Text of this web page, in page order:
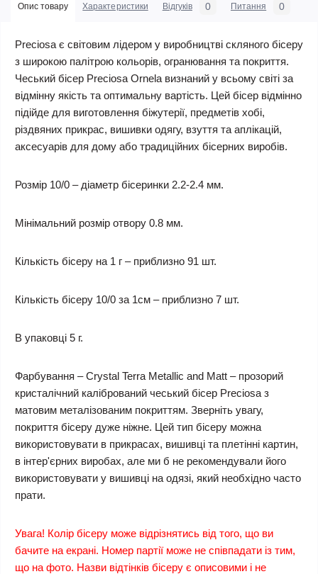
Опис товару Характеристики Відгуків 0 Питання 0
Preciosa є світовим лідером у виробництві скляного бісеру
з широкою палітрою кольорів, огранювання та покриття.
Чеський бісер Preciosa Ornela визнаний у всьому світі за
відмінну якість та оптимальну вартість. Цей бісер відмінно
підійде для виготовлення біжутерії, предметів хобі,
різдвяних прикрас, вишивки одягу, взуття та аплікацій,
аксесуарів для дому або традиційних бісерних виробів.
Розмір 10/0 – діаметр бісеринки 2.2-2.4 мм.
Мінімальний розмір отвору 0.8 мм.
Кількість бісеру на 1 г – приблизно 91 шт.
Кількість бісеру 10/0 за 1см – приблизно 7 шт.
В упаковці 5 г.
Фарбування – Crystal Terra Metallic and Matt – прозорий
кристалічний калібрований чеський бісер Preciosa з
матовим металізованим покриттям. Зверніть увагу,
покриття бісеру дуже ніжне. Цей тип бісеру можна
використовувати в прикрасах, вишивці та плетінні картин,
в інтер'єрних виробах, але ми б не рекомендували його
використовувати у вишивці на одязі, який необхідно часто
прати.
Увага! Колір бісеру може відрізнятись від того, що ви
бачите на екрані. Номер партії може не співпадати із тим,
що на фото. Назви відтінків бісеру є описовими і не